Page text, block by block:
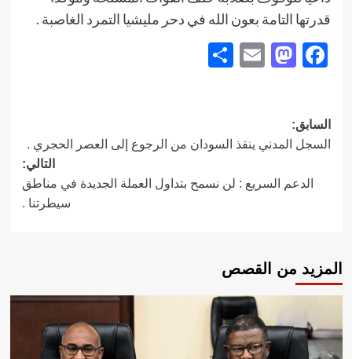
قدرتها التامة بعون الله في دحر مليشيا التمرد الغاصبة .
Facebook
Mastodon
Email
تصفّح
المقالات
السابق:
السجل المدني ينقذ السودان من الرجوع إلى العصر الحجري .
التالي:
الدعم السريع : لن نسمح بتداول العملة الجديدة في مناطق
سيطرتنا .
المزيد من القصص